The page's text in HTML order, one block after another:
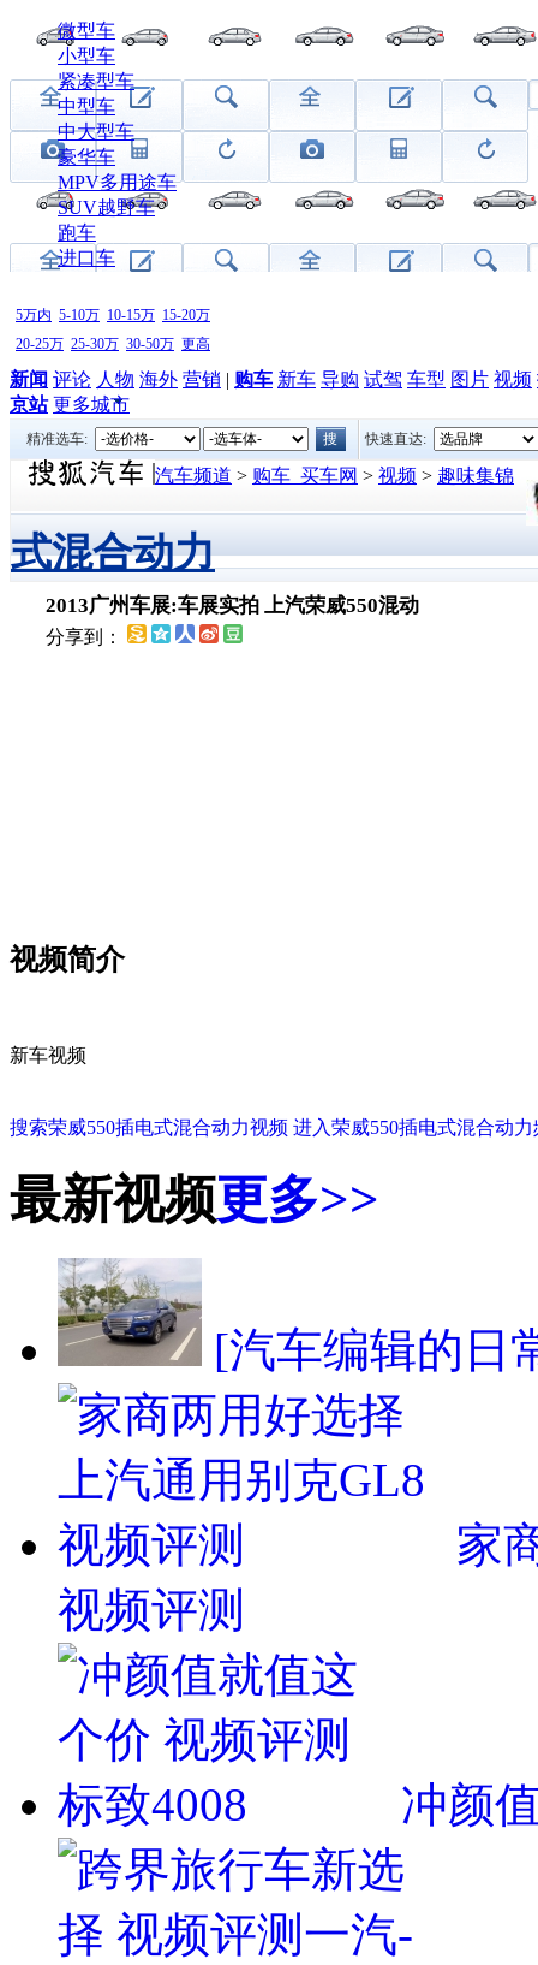
微型车
小型车
紧凑型车
中型车
中大型车
豪华车
MPV多用途车
SUV越野车
跑车
进口车
5万内 5-10万 10-15万 15-20万
20-25万 25-30万 30-50万 更高
新闻 评论 人物 海外 营销 | 购车 新车 导购 试驾 车型 图片 视频
京站 更多城市
精准选车: 快速直达:
汽车频道 > 购车_买车网 > 视频 > 趣味集锦
式混合动力
2013广州车展:车展实拍 上汽荣威550混动
分享到：
视频简介
新车视频
搜索荣威550插电式混合动力视频 进入荣威550插电式混合动力
最新视频更多>>
[汽车编辑的日
家
视频评测
冲颜